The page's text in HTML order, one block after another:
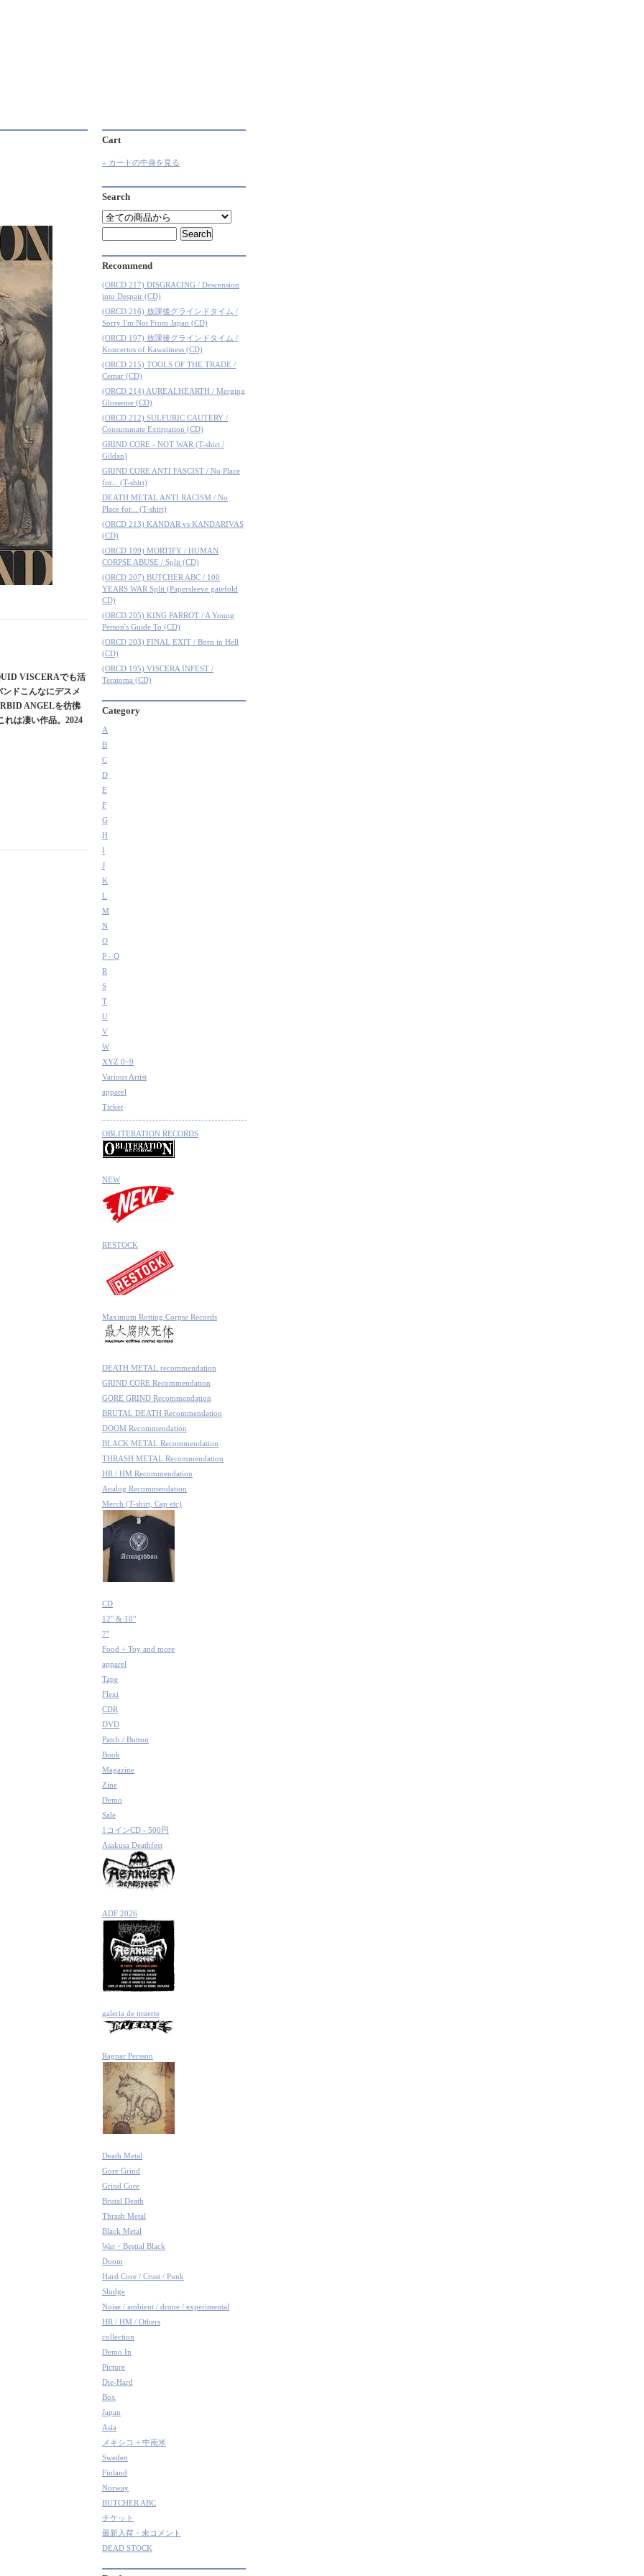
VISCERAでも活
ドこんなにデスメ
ANGELを彷彿
は凄い作品。2024
Cart
» カートの中身を見る
Search
Recommend
(ORCD 217) DISGRACING / Descension
into Despair (CD)
(ORCD 216) 放課後グラインドタイム /
Sorry I'm Not From Japan (CD)
(ORCD 197) 放課後グラインドタイム /
Koncertos of Kawaiiness (CD)
(ORCD 215) TOOLS OF THE TRADE /
Cemar (CD)
(ORCD 214) AUREALHEARTH / Merging
Glosseme (CD)
(ORCD 212) SULFURIC CAUTERY /
Consummate Extirpation (CD)
GRIND CORE - NOT WAR (T-shirt /
Gildan)
GRIND CORE ANTI FASCIST / No Place
for... (T-shirt)
DEATH METAL ANTI RACISM / No
Place for... (T-shirt)
(ORCD 213) KANDAR vs KANDARIVAS
(CD)
(ORCD 199) MORTIFY / HUMAN
CORPSE ABUSE / Split (CD)
(ORCD 207) BUTCHER ABC / 100
YEARS WAR Split (Papersleeve gatefold
CD)
(ORCD 205) KING PARROT / A Young
Person's Guide To (CD)
(ORCD 203) FINAL EXIT / Born in Hell
(CD)
(ORCD 195) VISCERA INFEST /
Teratoma (CD)
Category
A
B
C
D
E
F
G
H
I
J
K
L
M
N
O
P - Q
R
S
T
U
V
W
XYZ 0~9
Various Artist
apparel
Ticket
OBLITERATION RECORDS
NEW
RESTOCK
Maximum Rotting Corpse Records
DEATH METAL recommendation
GRIND CORE Recommendation
GORE GRIND Recommendation
BRUTAL DEATH Recommendation
DOOM Recommendation
BLACK METAL Recommendation
THRASH METAL Recommendation
HR / HM Recommendation
Analog Recommendation
Merch (T-shirt, Cap etc)
CD
12" & 10"
7"
Food + Toy and more
apparel
Tape
Flexi
CDR
DVD
Patch / Button
Book
Magazine
Zine
Demo
Sale
1コインCD - 500円
Asakusa Deathfest
ADF 2026
galeria de muerte
Ragnar Persson
Death Metal
Gore Grind
Grind Core
Brutal Death
Thrash Metal
Black Metal
War・Bestial Black
Doom
Hard Core / Crust / Punk
Sludge
Noise / ambient / drone / experimental
HR / HM / Others
collection
Demo In
Picture
Die-Hard
Box
Japan
Asia
メキシコ + 中南米
Sweden
Finland
Norway
BUTCHER ABC
チケット
最新入荷・未コメント
DEAD STOCK